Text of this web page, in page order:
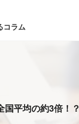
コラム
国平均の約3倍！？